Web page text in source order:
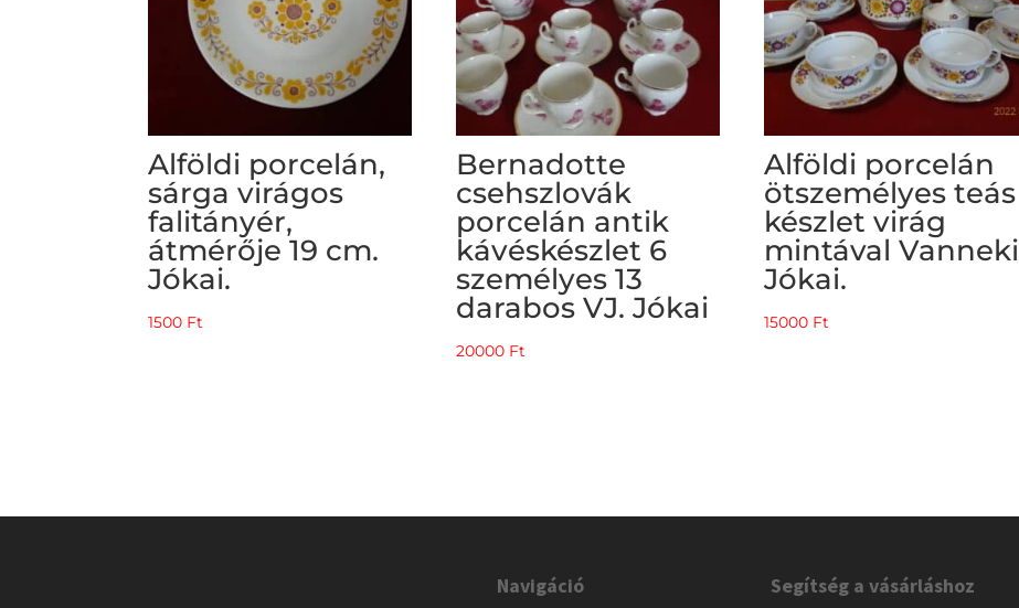
Alföldi porcelán,
sárga virágos
falitányér,
átmérője 19 cm.
Jókai.
1500 Ft
Bernadotte
csehszlovák
porcelán antik
kávéskészlet 6
személyes 13
darabos VJ. Jókai
20000 Ft
Alföldi porcelán
ötszemélyes teás
készlet virág
mintával Vanneki
Jókai.
15000 Ft
Navigáció Segítség a vásárláshoz